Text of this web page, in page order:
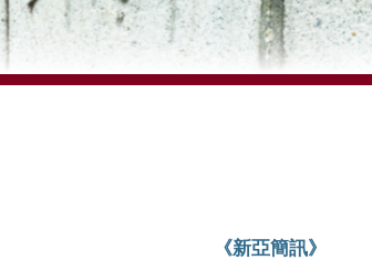
《新亞簡訊》